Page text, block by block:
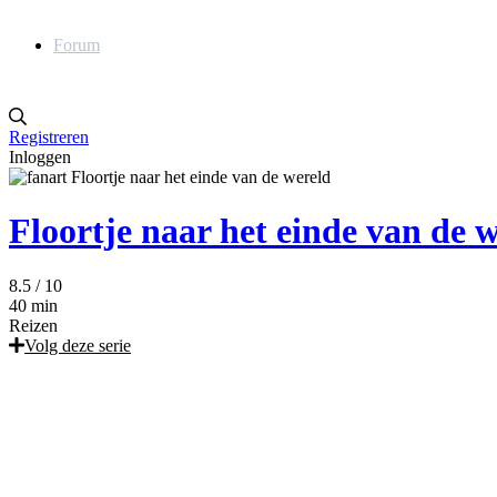
Forum
Registreren
Inloggen
Floortje naar het einde van de
8.5 / 10
40 min
Reizen
Volg deze serie